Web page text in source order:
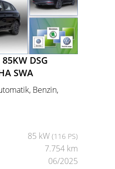
DSG
SWA
Benzin,
85 kW (116 PS)
7.754 km
06/2025